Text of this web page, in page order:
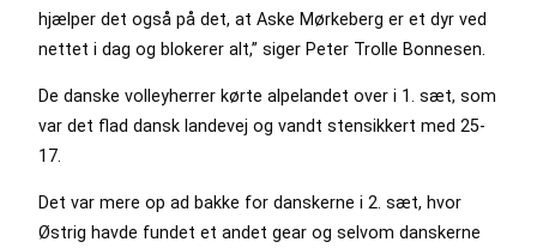
hjælper det også på det, at Aske Mørkeberg er et dyr ved
nettet i dag og blokerer alt,” siger Peter Trolle Bonnesen.
De danske volleyherrer kørte alpelandet over i 1. sæt, som
var det flad dansk landevej og vandt stensikkert med 25-
17.
Det var mere op ad bakke for danskerne i 2. sæt, hvor
Østrig havde fundet et andet gear og selvom danskerne